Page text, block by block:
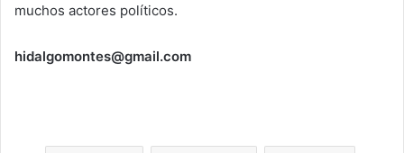
muchos actores políticos.
hidalgomontes@gmail.com